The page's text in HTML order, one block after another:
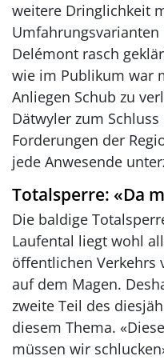
weitere Dringlichkeit
Delémont rasch
wie im Publikum war
Anliegen Schub zu
Dätwyler zum
Forderungen der
jede Anwesende
Totalsperre: «Da
Die baldige
Laufental liegt wohl
öffentlichen Verkehrs
auf dem Magen.
zweite Teil des
diesem Thema.
müssen wir